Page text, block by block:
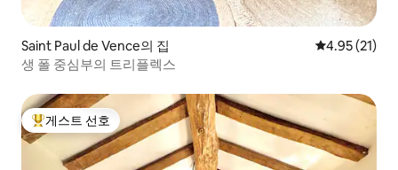
Saint Paul de Vence의 집 평점 4.95점
4.95 (21)
생 폴 중심부의 트리플렉스
상위 게스트 선호
게스트 선호